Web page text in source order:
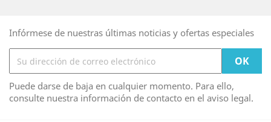
Infórmese de nuestras últimas noticias y ofertas especiales
Puede darse de baja en cualquier momento. Para ello,
consulte nuestra información de contacto en el aviso legal.